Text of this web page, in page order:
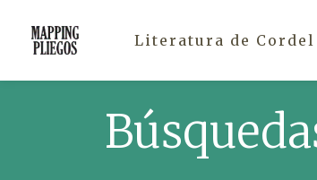
Literatura de Cordel